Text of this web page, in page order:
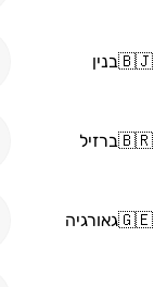
🇧🇯בנין
🇧🇷ברזיל
🇬🇪גאורגיה